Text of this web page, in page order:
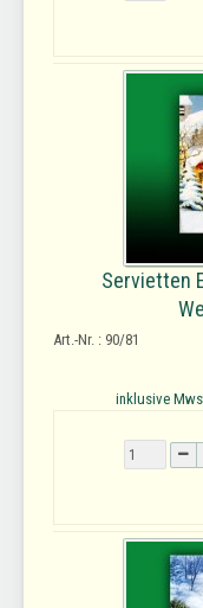
Servietten
Art.-Nr. : 90/81
inklusive